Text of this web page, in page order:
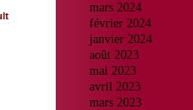
mars 2024
février 2024
janvier 2024
août 2023
mai 2023
avril 2023
mars 2023